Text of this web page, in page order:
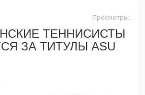
Просмотры:
ТЕННИСИСТЫ
ЗА ТИТУЛЫ ASU